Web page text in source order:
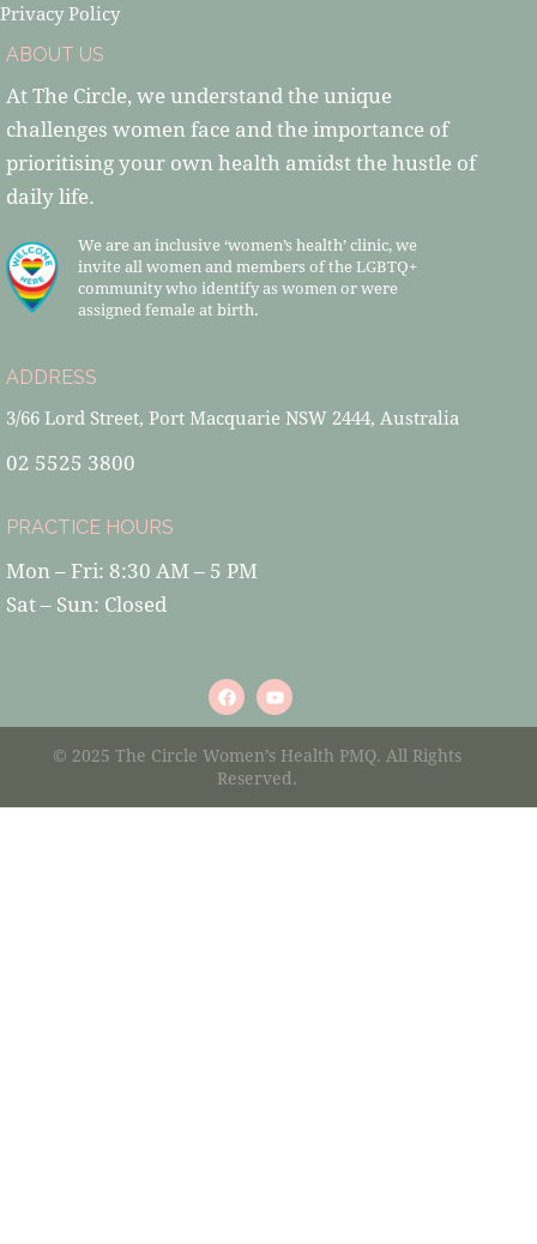
Privacy Policy
ABOUT US
At The Circle, we understand the unique
challenges women face and the importance of
prioritising your own health amidst the hustle of
daily life.
We are an inclusive ‘women’s health’ clinic, we
invite all women and members of the LGBTQ+
community who identify as women or were
assigned female at birth.
ADDRESS
3/66 Lord Street, Port Macquarie NSW 2444, Australia
02 5525 3800
PRACTICE HOURS
Mon – Fri: 8:30 AM – 5 PM
Sat – Sun: Closed
© 2025 The Circle Women’s Health PMQ. All Rights
Reserved.